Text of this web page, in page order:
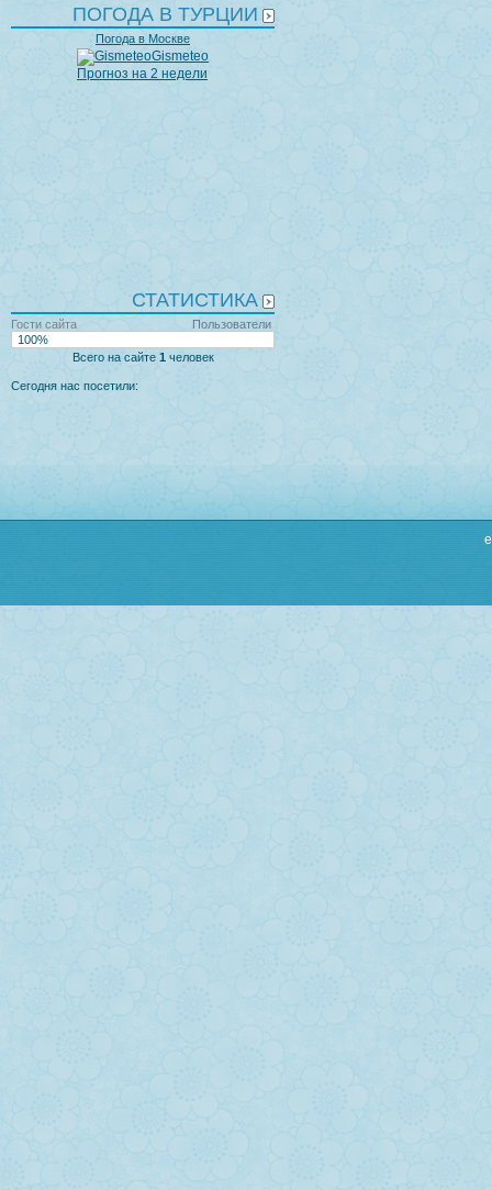
ПОГОДА В ТУРЦИИ
Погода в Москве
Gismeteo
Прогноз на 2 недели
СТАТИСТИКА
Пользователи
Гости сайта
100%
Всего на сайте 1 человек
Сегодня нас посетили: